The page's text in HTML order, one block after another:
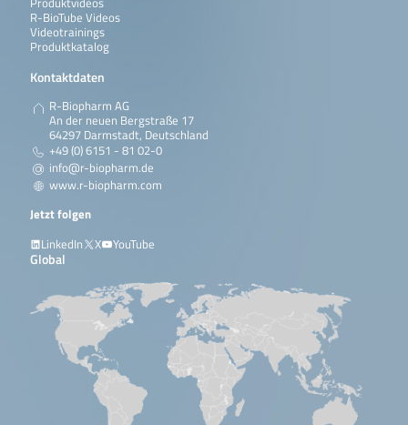
R-BioTube Videos
Videotrainings
Produktkatalog
Kontaktdaten
R-Biopharm AG
An der neuen Bergstraße 17
64297 Darmstadt, Deutschland
+49 (0) 6151 - 81 02-0
info@r-biopharm.de
www.r-biopharm.com
Jetzt folgen
LinkedIn
X YouTube
Global